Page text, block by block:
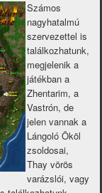
Számos
nagyhatalmú
szervezettel is
találkozhatunk,
megjelenik a
játékban a
Zhentarim, a
Vastrón, de
jelen vannak a
Lángoló Ököl
zsoldosai,
Thay vörös
varázslói, vagy